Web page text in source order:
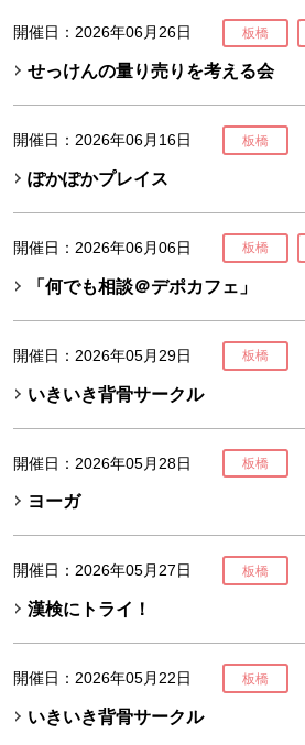
開催日：2026年06月26日 板橋
せっけんの量り売りを考える会
開催日：2026年06月16日 板橋
ぽかぽかプレイス
開催日：2026年06月06日 板橋
「何でも相談＠デポカフェ」
開催日：2026年05月29日 板橋
いきいき背骨サークル
開催日：2026年05月28日 板橋
ヨーガ
開催日：2026年05月27日 板橋
漢検にトライ！
開催日：2026年05月22日 板橋
いきいき背骨サークル